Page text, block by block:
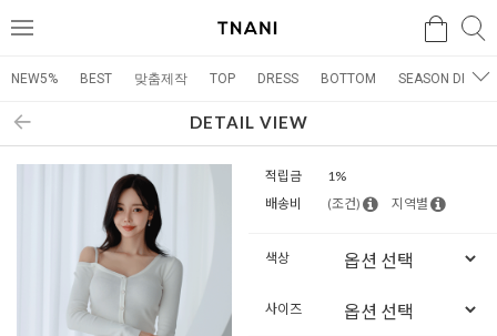
메
검색
NEW5% BEST 맞춤제작 TOP DRESS BOTTOM SEASON DRESS
DETAIL VIEW
적립금
1%
배송비
(조건) 지역별
색상
사이즈